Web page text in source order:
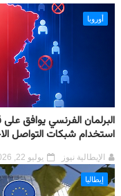
أوروبا
استخدام شبكات التواصل
الإيطالية نيوز يوليو 22, 2026
إيطاليا